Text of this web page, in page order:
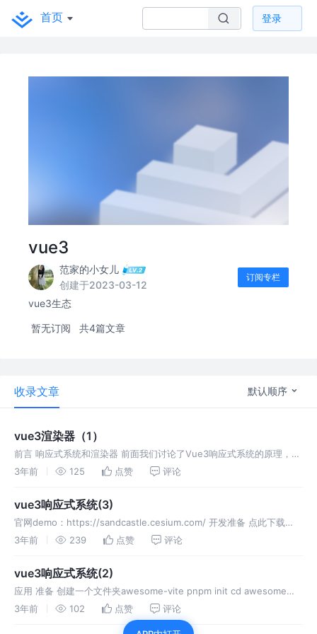
首页 登录
vue3
范家的小女儿
创建于2023-03-12
订阅专栏
vue3生态
暂无订阅 共4篇文章
收录文章 默认顺序
vue3渲染器（1）
前言 响应式系统和渲染器 前面我们讨论了Vue3响应式系统的原理，那
么响应式系统跟渲染器是如何搭配使用的呢？下面先用一个见简单的例
作用函
3年前 125 点赞 评论
vue3响应式系统(3)
官网demo：https://sandcastle.cesium.com/ 开发准备 点此下载
CesiumJS包，解压得到以下文件目录： 主要文件目录说明 1，App 里
3年前 239 点赞 评论
vue3响应式系统(2)
应用 准备 创建一个文件夹awesome-vite pnpm init cd awesome
pnpm i vite -D package.json添加命令 pnpm run dev 控制台打印警
3年前 102 点赞 评论